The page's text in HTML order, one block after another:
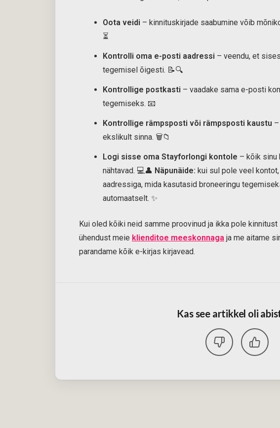
Oota veidi – kinnituskirjade saabumine võib
⏳
Kontrolli oma e-posti aadressi – veendu, et
tegemisel õigesti. 📝🔍
Kontrollige postkasti – vaadake sama e-posti
tegemiseks. 📧
Kontrollige rämpsposti või rämpsposti kaustu
ekslikult sinna. 🗑️📁
Logi sisse oma Stayforlongi kontole – kõik sinu
nähtavad. 💻👤 Näpunäide: kui sul pole veel
aadressiga, mida kasutasid broneeringu
automaatselt. ✨
Kui oled kõiki neid samme proovinud ja ikka pole
ühendust meie klienditoe meeskonnaga ja me aitame
parandame kõik e-kirjas kirjavead.
Kas see artikkel oli